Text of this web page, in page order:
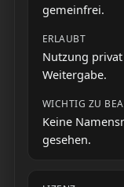
gemeinfrei.
Nutzung
Weitergabe.
Keine
gesehen.